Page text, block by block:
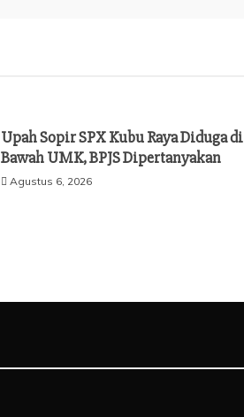
Upah Sopir SPX Kubu Raya Diduga di
Bawah UMK, BPJS Dipertanyakan
Agustus 6, 2026